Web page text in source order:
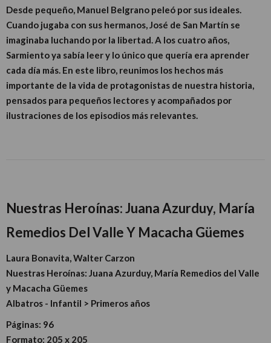
Desde pequeño, Manuel Belgrano peleó por sus ideales.
Cuando jugaba con sus hermanos, José de San Martín se
imaginaba luchando por la libertad. A los cuatro años,
Sarmiento ya sabía leer y lo único que quería era aprender
cada día más. En este libro, reunimos los hechos más
importante de la vida de protagonistas de nuestra historia,
pensados para pequeños lectores y acompañados por
ilustraciones de los episodios más relevantes.
Nuestras Heroínas: Juana Azurduy, María
Remedios Del Valle Y Macacha Güemes
Laura Bonavita, Walter Carzon
Nuestras Heroínas: Juana Azurduy, María Remedios del Valle
y Macacha Güemes
Albatros - Infantil > Primeros años
Páginas: 96
Formato: 205 x 205